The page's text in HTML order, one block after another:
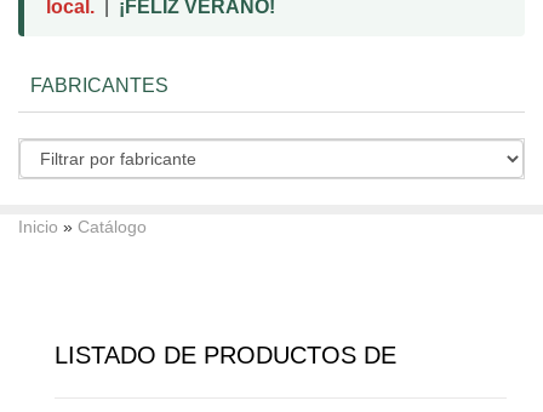
local.
¡FELIZ VERANO!
FABRICANTES
Inicio » Catálogo
LISTADO DE PRODUCTOS DE